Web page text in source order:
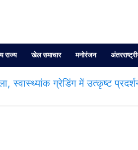
राज्य खेल समाचार मनोरंजन
ग्रेडिंग में उत्कृष्ट प्रदर्शन,